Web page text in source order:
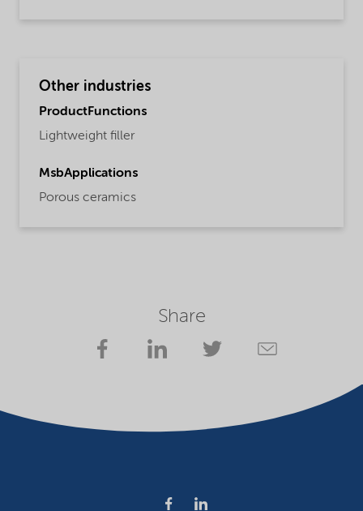
Other industries
ProductFunctions
Lightweight filler
MsbApplications
Porous ceramics
Share